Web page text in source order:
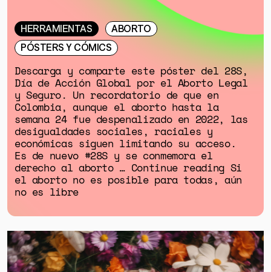
HERRAMIENTAS
ABORTO
PÓSTERS Y CÓMICS
Descarga y comparte este póster del 28S,
Día de Acción Global por el Aborto Legal
y Seguro. Un recordatorio de que en
Colombia, aunque el aborto hasta la
semana 24 fue despenalizado en 2022, las
desigualdades sociales, raciales y
económicas siguen limitando su acceso.
Es de nuevo #28S y se conmemora el
derecho al aborto … Continue reading Si
el aborto no es posible para todas, aún
no es libre